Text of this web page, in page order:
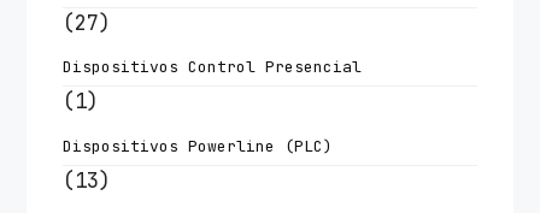
(27)
Dispositivos Control Presencial
(1)
Dispositivos Powerline (PLC)
(13)